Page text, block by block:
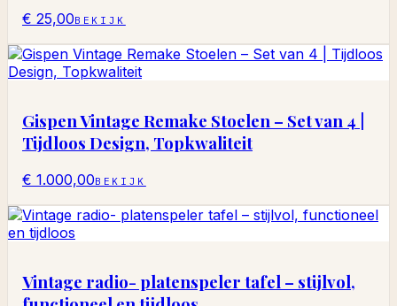
€ 25,00BEKIJK
Gispen Vintage Remake Stoelen – Set van 4 |
Tijdloos Design, Topkwaliteit
€ 1.000,00BEKIJK
Vintage radio- platenspeler tafel – stijlvol,